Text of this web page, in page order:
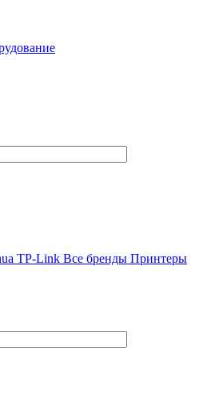
TP-Link Все бренды Принтеры